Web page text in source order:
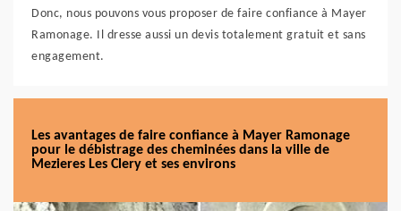
Donc, nous pouvons vous proposer de faire confiance à Mayer
Ramonage. Il dresse aussi un devis totalement gratuit et sans
engagement.
Les avantages de faire confiance à Mayer Ramonage
pour le débistrage des cheminées dans la ville de
Mezieres Les Clery et ses environs